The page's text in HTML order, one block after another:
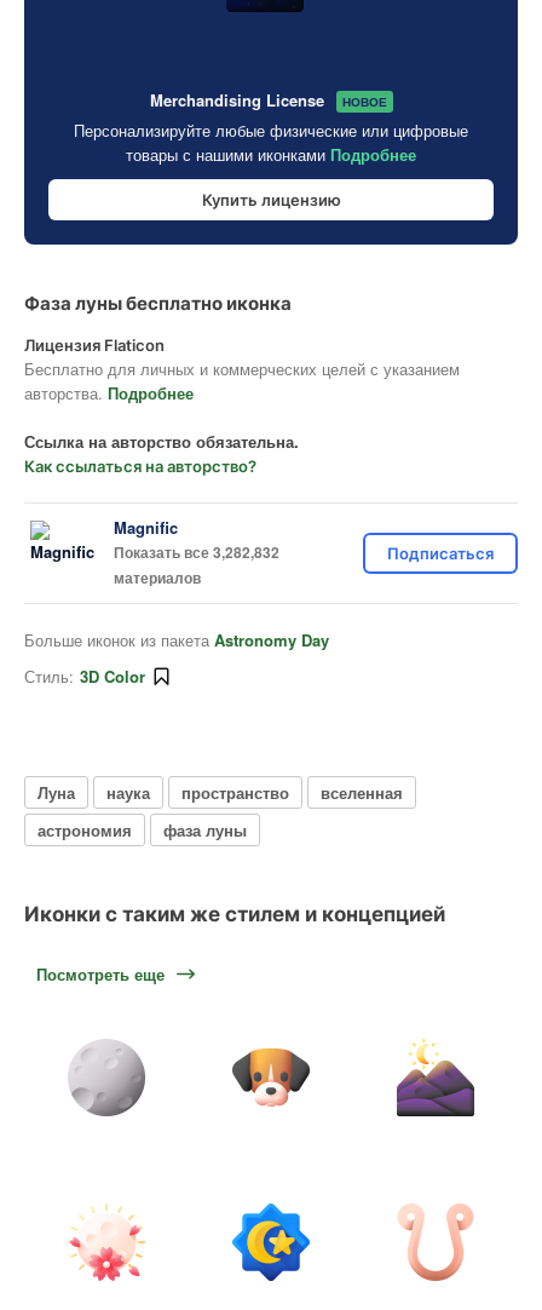
Merchandising License НОВОЕ
Персонализируйте любые физические или цифровые
товары с нашими иконками Подробнее
Купить лицензию
Фаза луны бесплатно иконка
Лицензия Flaticon
Бесплатно для личных и коммерческих целей с указанием
авторства. Подробнее
Ссылка на авторство обязательна.
Как ссылаться на авторство?
Magnific
Показать все 3,282,832
материалов
Подписаться
Больше иконок из пакета Astronomy Day
Стиль: 3D Color
Луна наука пространство
вселенная
астрономия
фаза луны
Иконки с таким же стилем и концепцией
Посмотреть еще